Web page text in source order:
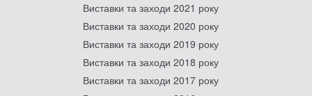
Виставки та заходи 2021 року
Виставки та заходи 2020 року
Виставки та заходи 2019 року
Виставки та заходи 2018 року
Виставки та заходи 2017 року